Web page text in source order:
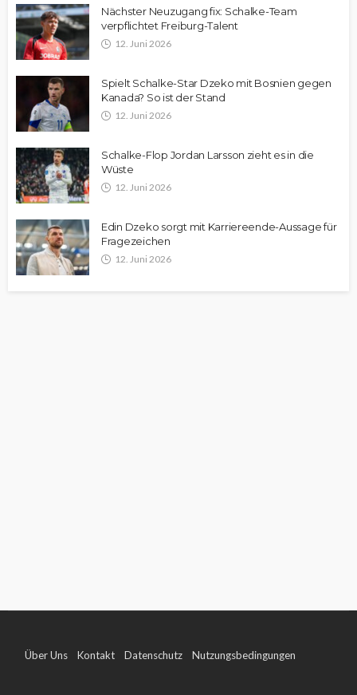
Nächster Neuzugang fix: Schalke-Team
verpflichtet Freiburg-Talent
12. Juni 2026
Spielt Schalke-Star Dzeko mit Bosnien gegen
Kanada? So ist der Stand
12. Juni 2026
Schalke-Flop Jordan Larsson zieht es in die
Wüste
12. Juni 2026
Edin Dzeko sorgt mit Karriereende-Aussage für
Fragezeichen
12. Juni 2026
Über Uns Kontakt Datenschutz Nutzungsbedingungen